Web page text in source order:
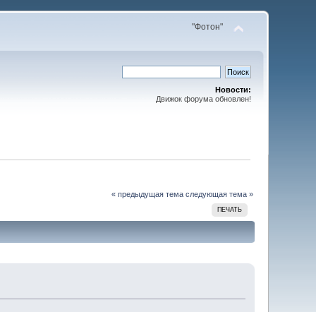
"Фотон"
Новости:
Движок форума обновлен!
« предыдущая тема следующая тема »
ПЕЧАТЬ